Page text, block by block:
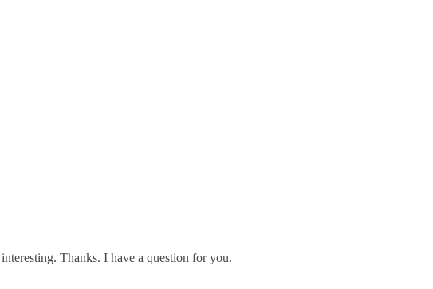
Thanks. I have a question for you.